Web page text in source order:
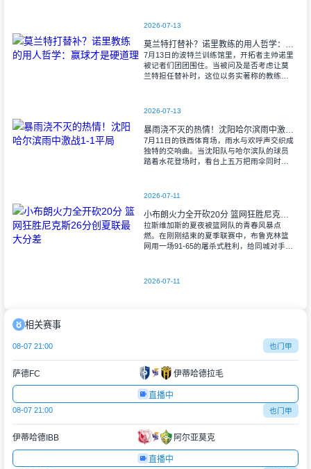
2026-07-13
莫兰特打替补？诺里教练的用人哲学：赢球才是硬道理
7月13日的波特兰训练馆里，开拓者主帅诺里
被记者们团团围住。当被问及是否考虑让莫
兰特担任替补时，这位以务实著称的教练露
2026-07-13
暴雨浇不灭的热情！沈阳哈尔滨雨中激战1-1平局
7月11日的铁西体育场，雨水与欢呼声交织成
独特的交响曲。当沈阳队与哈尔滨队的球员
踏着水花登场时，看台上五万把雨伞同时收
2026-07-11
小布朗火力全开砍20分 篮网狂胜尼克斯26分创夏联最大分差
拉斯维加斯的夏夜被篮网队的青春风暴点
燃。在刚刚结束的夏季联赛中，布鲁克林篮
网用一场91-65的屠杀式胜利，给同城对手尼
2026-07-11
相关赛事
08-07 21:00 也门甲
萨德FC 伊蒂哈德拉毛
直播中
08-07 21:00 也门甲
伊蒂哈德IBB 阿尔亚莫克
直播中